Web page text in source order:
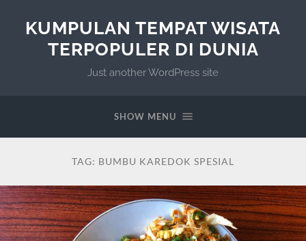
KUMPULAN TEMPAT WISATA
TERPOPULER DI DUNIA
Just another WordPress site
SHOW MENU
TAG: BUMBU KAREDOK SPESIAL